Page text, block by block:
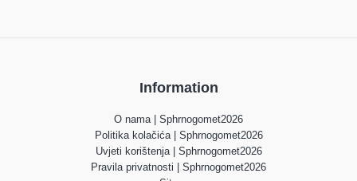
Information
O nama | Sphrnogomet2026
Politika kolačića | Sphrnogomet2026
Uvjeti korištenja | Sphrnogomet2026
Pravila privatnosti | Sphrnogomet2026